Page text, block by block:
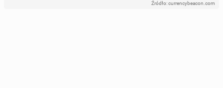
Źródło: currencybeacon.com